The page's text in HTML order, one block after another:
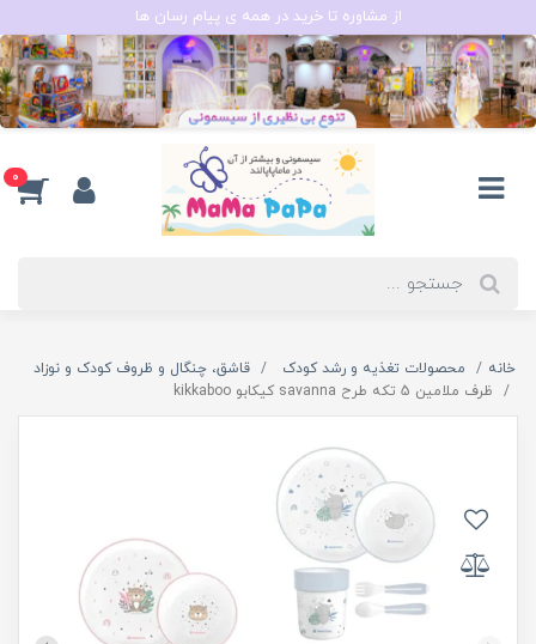
از مشاوره تا خرید در همه ی پیام رسان ها
0
خانه محصولات تغذیه و رشد کودک
قاشق، چنگال و ظروف کودک و نوزاد
ظرف ملامین 5 تکه طرح savanna کیکابو kikkaboo